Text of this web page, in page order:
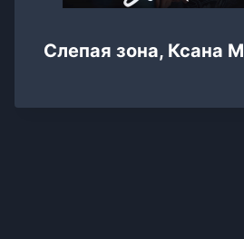
Слепая зона, Ксана М